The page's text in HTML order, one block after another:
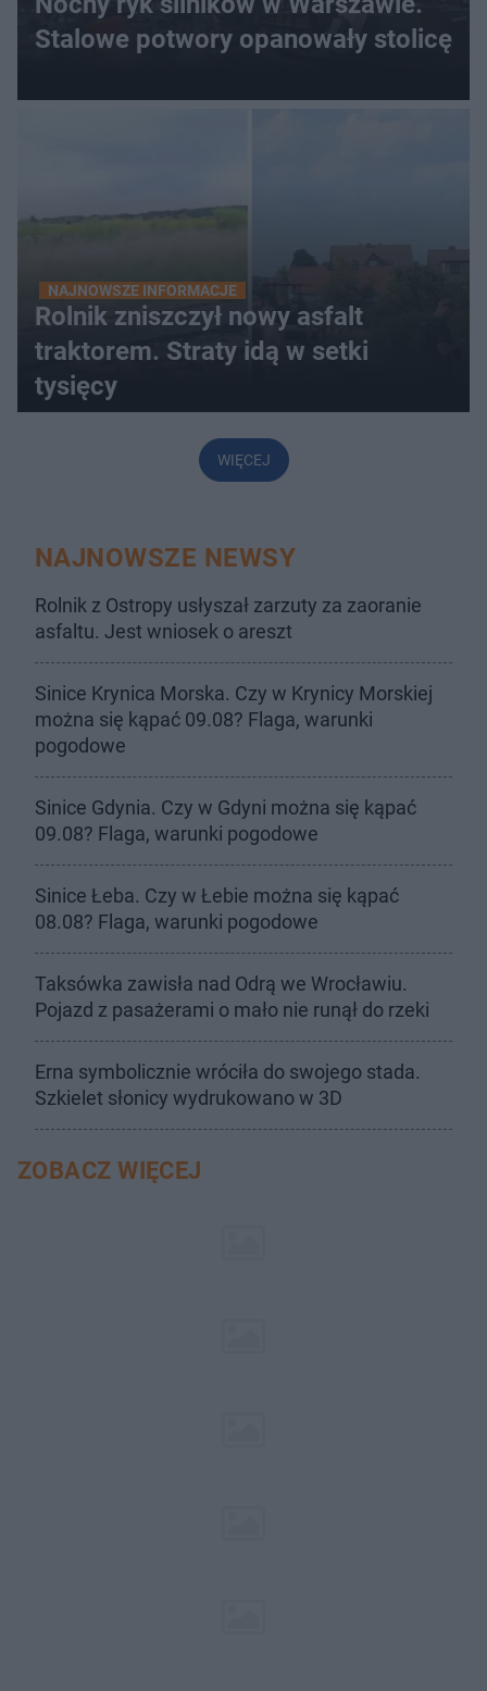
Stalowe potwory opanowały stolicę
NAJNOWSZE INFORMACJE
Rolnik zniszczył nowy asfalt
traktorem. Straty idą w setki
tysięcy
WIĘCEJ
NAJNOWSZE NEWSY
Rolnik z Ostropy usłyszał zarzuty za zaoranie
asfaltu. Jest wniosek o areszt
Sinice Krynica Morska. Czy w Krynicy Morskiej
można się kąpać 09.08? Flaga, warunki
pogodowe
Sinice Gdynia. Czy w Gdyni można się kąpać
09.08? Flaga, warunki pogodowe
Sinice Łeba. Czy w Łebie można się kąpać
08.08? Flaga, warunki pogodowe
Taksówka zawisła nad Odrą we Wrocławiu.
Pojazd z pasażerami o mało nie runął do rzeki
Erna symbolicznie wróciła do swojego stada.
Szkielet słonicy wydrukowano w 3D
ZOBACZ WIĘCEJ